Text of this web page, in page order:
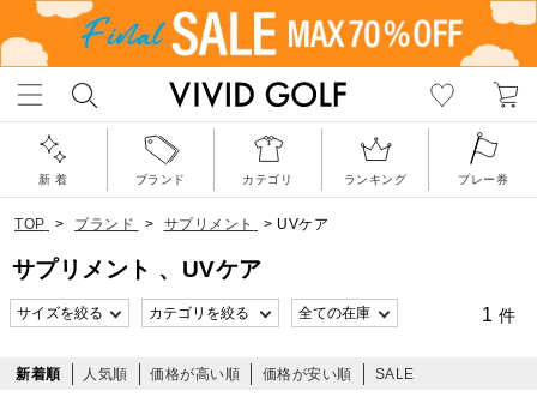
新 着 ブランド カテゴリ ランキング プレー券
TOP > ブランド > サプリメント > UVケア
サプリメント 、UVケア
1 件
新着順 人気順 価格が高い順 価格が安い順 SALE